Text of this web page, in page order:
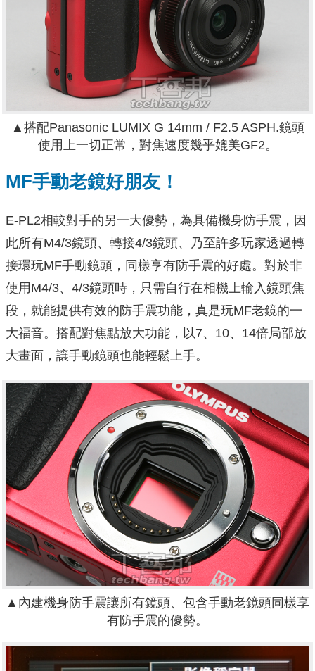
▲搭配Panasonic LUMIX G 14mm / F2.5 ASPH.鏡頭
使用上一切正常，對焦速度幾乎媲美GF2。
MF手動老鏡好朋友！
E-PL2相較對手的另一大優勢，為具備機身防手震，因
此所有M4/3鏡頭、轉接4/3鏡頭、乃至許多玩家透過轉
接環玩MF手動鏡頭，同樣享有防手震的好處。對於非
使用M4/3、4/3鏡頭時，只需自行在相機上輸入鏡頭焦
段，就能提供有效的防手震功能，真是玩MF老鏡的一
大福音。搭配對焦點放大功能，以7、10、14倍局部放
大畫面，讓手動鏡頭也能輕鬆上手。
▲內建機身防手震讓所有鏡頭、包含手動老鏡頭同樣享
有防手震的優勢。